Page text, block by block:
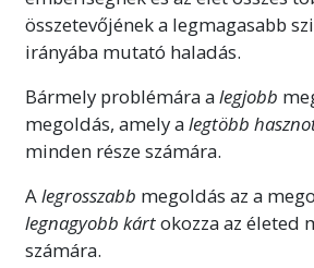
összetevőjének a legmagasabb
irányába mutató haladás.
Bármely problémára alegjobb
megoldás, amely alegtöbb
minden része számára.
A legrosszabb megoldás az a
legnagyobb kártokozza az életed
számára.